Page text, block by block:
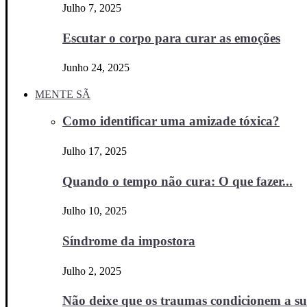
Julho 7, 2025
Escutar o corpo para curar as emoções
Junho 24, 2025
MENTE SÃ
Como identificar uma amizade tóxica?
Julho 17, 2025
Quando o tempo não cura: O que fazer...
Julho 10, 2025
Síndrome da impostora
Julho 2, 2025
Não deixe que os traumas condicionem a